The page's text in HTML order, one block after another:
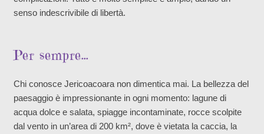
senso indescrivibile di libertà.
Per sempre…
Chi conosce Jericoacoara non dimentica mai. La bellezza del
paesaggio è impressionante in ogni momento: lagune di
acqua dolce e salata, spiagge incontaminate, rocce scolpite
dal vento in un’area di 200 km², dove è vietata la caccia, la